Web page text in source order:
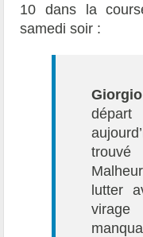
10 dans la
samedi soir :
lutter